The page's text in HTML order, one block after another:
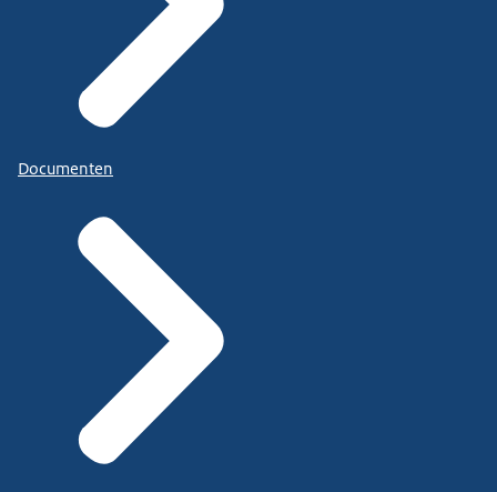
Documenten